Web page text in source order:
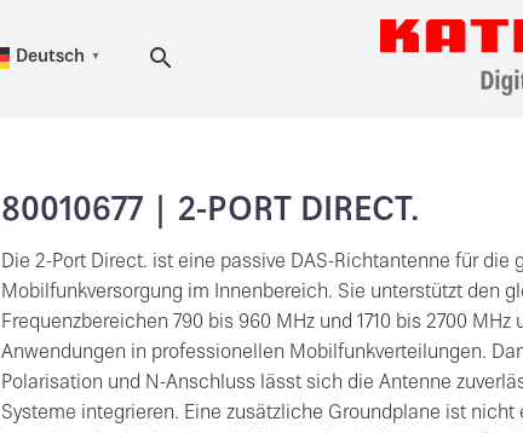
Deutsch ▼
80010677 | 2-PORT DIRECT.
Die 2-Port Direct. ist eine passive DAS-Richtantenne für die
Mobilfunkversorgung im Innenbereich. Sie unterstützt den
Frequenzbereichen 790 bis 960 MHz und 1710 bis 2700
Anwendungen in professionellen Mobilfunkverteilungen.
Polarisation und N-Anschluss lässt sich die Antenne
Systeme integrieren. Eine zusätzliche Groundplane ist